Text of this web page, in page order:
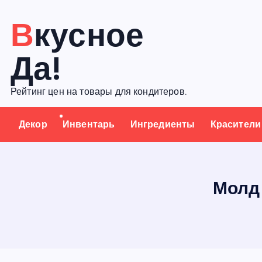
с
Вкусное
Да!
Рейтинг цен на товары для кондитеров.
Декор Инвентарь Ингредиенты Красители
Молд